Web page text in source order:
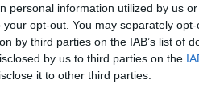
personal information utilized by us
opt-out. You may separately
by third parties on the IAB’s list of
by us to third parties on the
it to other third parties.
Συγκατάθεσης
αιώνα και η
των μαθητών